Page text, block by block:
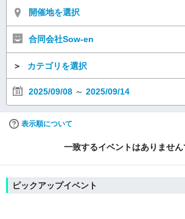
開催地を選択
合同会社Sow-en
＞ カテゴリを選択
2025/09/08 ～ 2025/09/14
表示順について
一致するイベントはありません
ピックアップイベント